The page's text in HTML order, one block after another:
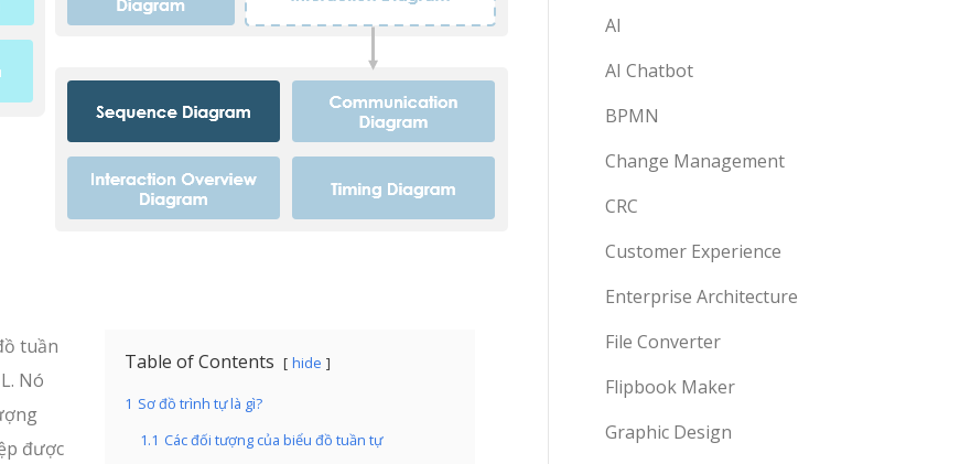
Table of Contents hide
1 Sơ đồ trình tự là gì?
1.1 Các đối tượng của biểu đồ tuần tự
tuần
Nó
được
AI
AI Chatbot
BPMN
Change Management
CRC
Customer Experience
Enterprise Architecture
File Converter
Flipbook Maker
Graphic Design